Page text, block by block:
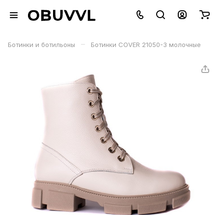
Ботинки и ботильоны – Ботинки COVER 21050-3 молочные